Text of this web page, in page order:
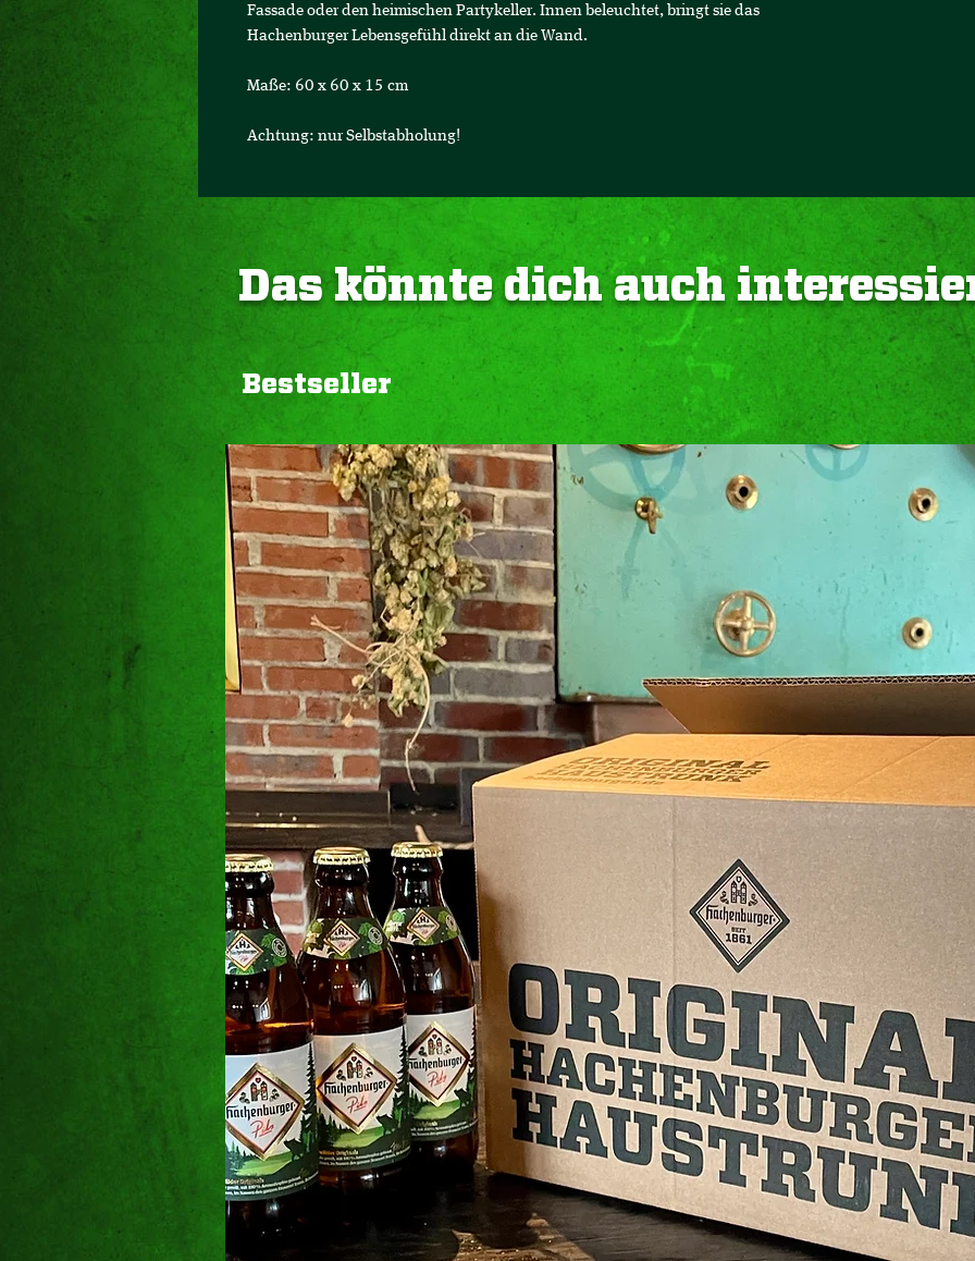
Fassade oder den heimischen Partykeller. Innen beleuchtet, bringt sie das
Hachenburger Lebensgefühl direkt an die Wand.
Maße: 60 x 60 x 15 cm
Achtung: nur Selbstabholung!
Das könnte dich auch
Bestseller